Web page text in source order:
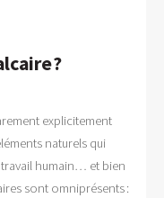
?
explicitement
naturels qui
humain… et bien
sont omniprésents :